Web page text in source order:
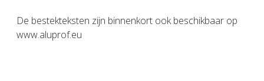
De bestekteksten zijn binnenkort ook beschikbaar op
www.aluprof.eu